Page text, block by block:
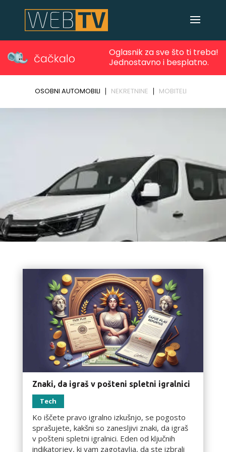
Znaki, da igraš v pošteni spletni igralnici
Tech
Ko iščete pravo igralno izkušnjo, se pogosto
sprašujete, kakšni so zanesljivi znaki, da igraš
v pošteni spletni igralnici. Eden od ključnih
indikatorjev, ki vam zagotavlja, da ste izbrali